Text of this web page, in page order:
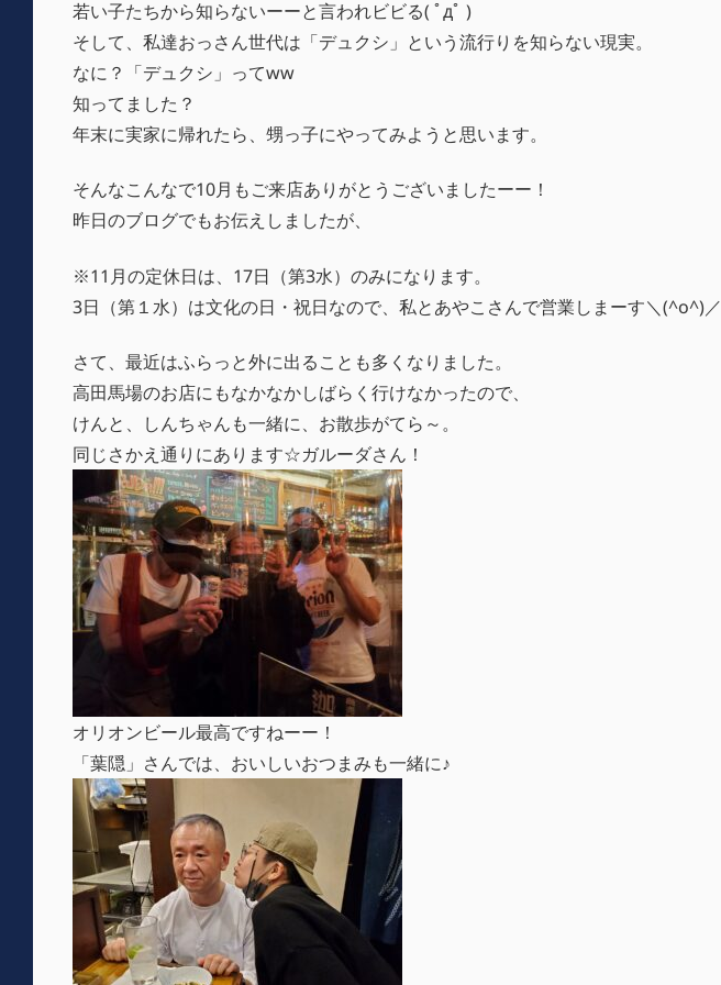
若い子たちから知らないーーと言われビビる( ﾟдﾟ )
そして、私達おっさん世代は「デュクシ」という流行りを知らない現実。
なに？「デュクシ」ってww
知ってました？
年末に実家に帰れたら、甥っ子にやってみようと思います。
そんなこんなで10月もご来店ありがとうございましたーー！
昨日のブログでもお伝えしましたが、
※11月の定休日は、17日（第3水）のみになります。
3日（第１水）は文化の日・祝日なので、私とあやこさんで営業しまーす＼(^o^)／
さて、最近はふらっと外に出ることも多くなりました。
高田馬場のお店にもなかなかしばらく行けなかったので、
けんと、しんちゃんも一緒に、お散歩がてら～。
同じさかえ通りにあります☆ガルーダさん！
オリオンビール最高ですねーー！
「葉隠」さんでは、おいしいおつまみも一緒に♪